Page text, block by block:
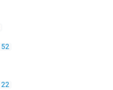
52
22